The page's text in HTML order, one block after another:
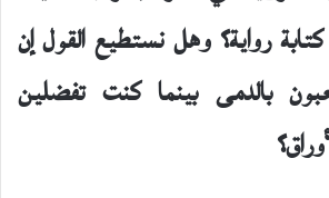
رواية؟ وهل نستطيع القول إن
بالدمى بينما كنت تفضلين